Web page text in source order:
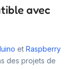
avec
et Raspberry
des projets de